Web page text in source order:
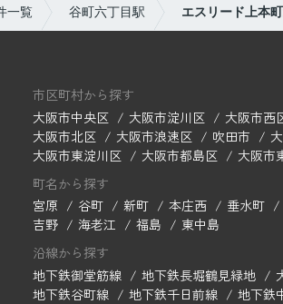
一覧 谷町六丁目駅 エスリード上本
市区町村から探す
大阪市中央区
大阪市淀川区
大阪市西
大阪市北区
大阪市浪速区 吹田市
大阪市東淀川区
大阪市都島区
大阪市
町名から探す
宮原
谷町 新町 本庄西 垂水町
吉野
海老江 福島
東中島
沿線から探す
地下鉄御堂筋線
地下鉄長堀鶴見緑地
地下鉄谷町線
地下鉄千日前線
地下鉄